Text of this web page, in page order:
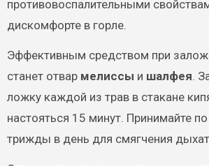
противовоспалительными
дискомфорте в горле.
Эффективным средством при
станет отвар мелиссы и шалфея.
ложку каждой из трав в стакане
настояться 15 минут. Принимайте
трижды в день для смягчения